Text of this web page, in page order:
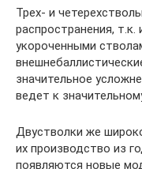
Трех- и
распространения,
укороченными
значительное
ведет к
Двустволки же
их производство из
появляются новые